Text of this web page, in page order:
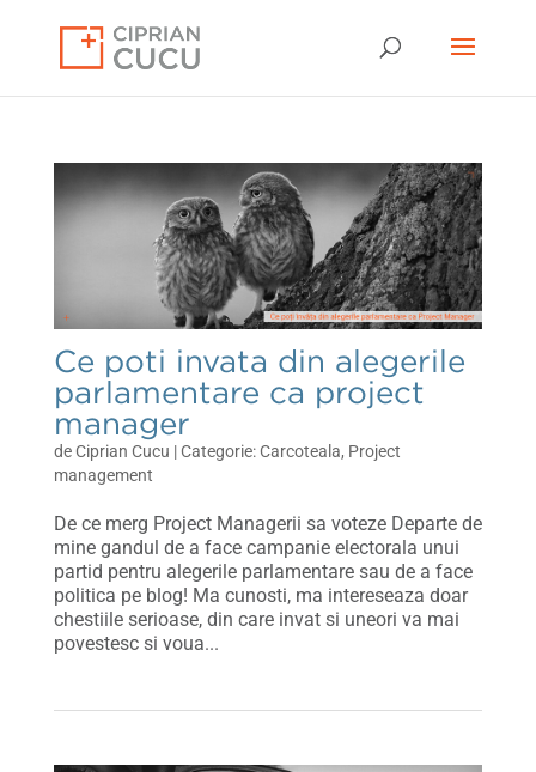
Ce poti invata din alegerile
parlamentare ca project
manager
deCiprian Cucu | Carcoteala, Project
management
De ce merg Project Managerii sa voteze Departe de
mine gandul de a face campanie electorala unui
partid pentru alegerile parlamentare sau de a face
politica pe blog! Ma cunosti, ma intereseaza doar
chestiile serioase, din care invat si uneori va mai
povestesc si voua...